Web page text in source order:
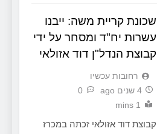
שכונת קריית משה: ייבנו
עשרות יח"ד ומסחר על ידי
קבוצת הנדל"ן דוד אזולאי
‫רחובות עכשיו
4 שנים ago
0
1 mins
קבוצת דוד אזולאי זכתה במכרז